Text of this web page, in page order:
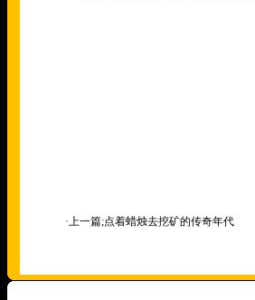
·上一篇;点着蜡烛去挖矿的传奇年代